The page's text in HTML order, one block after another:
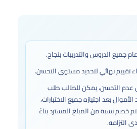
جميع الدروس والتدريبات بنجاح.
تقييم نهائي لتحديد مستوى التحسن.
عدم التحسن، يمكن للطالب طلب
الأموال بعد اجتيازه جميع الاختبارات،
خصم نسبة من المبلغ المسترد بناءً
التزامه.